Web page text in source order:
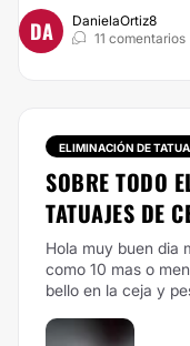
DA
DanielaOrtiz8
11 comentarios
ELIMINACIÓN DE
SOBRE TODO
TATUAJES DE
Hola muy buen dia
como 10 mas o
bello en la ceja y